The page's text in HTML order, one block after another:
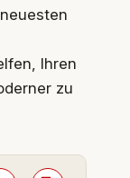
Ihren
zu